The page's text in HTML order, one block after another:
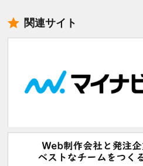
関連サイト